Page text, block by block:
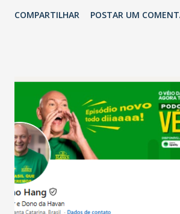
relação ao último trimestre deste ano,
confraternizações de fim de ano e pelo
Salário para um número maior de
país tem a menor taxa de desemprego
Ainda segundo a Pesquisa, em novembro
bares e restaurantes operaram com
registraram equilíbrio financeiro. Já o
estabelecimentos no prejuízo ficou em
do observado no mês anterior. Outros
COMPARTILHAR POSTAR UM